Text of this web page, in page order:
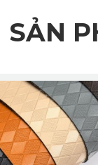
Mercedes
SẢN